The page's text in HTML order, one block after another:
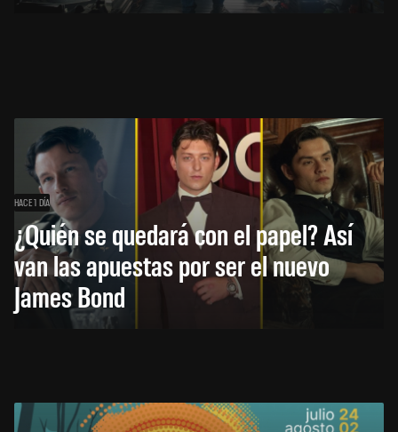
HACE 1 DÍA
¿Quién se quedará con el papel? Así
van las apuestas por ser el nuevo
James Bond